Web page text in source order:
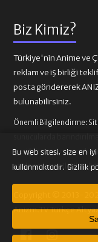
Biz Kimiz?
Türkiye'nin Anime ve
reklam ve iş birliği
posta göndererek
bulunabilirsiniz.
Önemli Bilgilendirme:
içeriği
sağlayıcılarına
Copyright © 2013-
Anizm.TV Türkçe
Bu web sitesi, size en
kullanmaktadır. Gizlilik